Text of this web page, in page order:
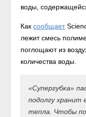
воды,
Каксообщает
лежит смесь
поглощают из
количества воды.
«Супергубка»
подолгу хранит
тепла. Чтобы